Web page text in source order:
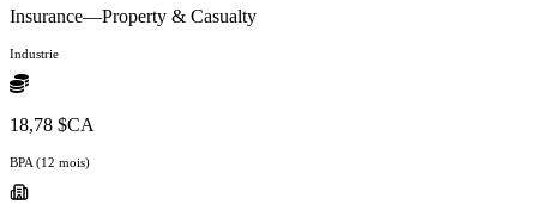
Insurance—Property & Casualty
Industrie
18,78 $CA
BPA (12 mois)